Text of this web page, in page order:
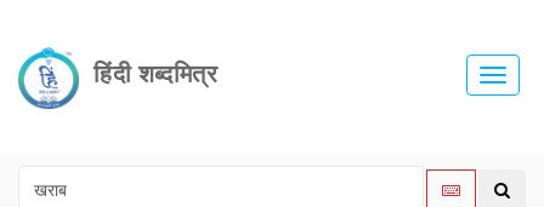
हिंदी शब्दमित्र